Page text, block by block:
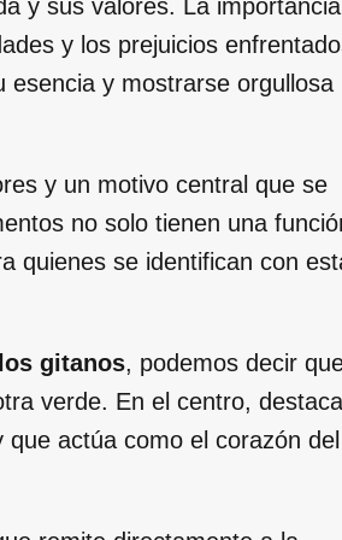
y sus valores. La importancia
y los prejuicios
esencia y mostrarse orgullosa
y un motivo central que se
no solo tienen una
quienes se identifican con
gitanos, podemos decir
verde. En el centro, destaca
actúa como el corazón del